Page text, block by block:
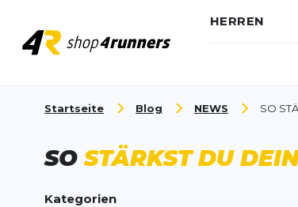
HERREN
Startseite Blog NEWS SO
SOSTÄRKST DU
Kategorien